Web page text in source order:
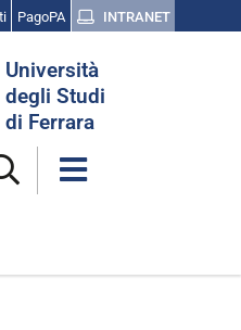
PagoPA INTRANET
Università
degli Studi
di Ferrara